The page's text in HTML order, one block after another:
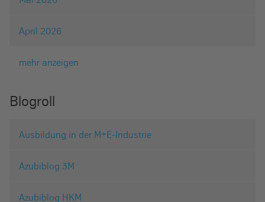
April 2026
mehr anzeigen
Blogroll
Ausbildung in der M+E-Industrie
Azubiblog 3M
Azubiblog HKM